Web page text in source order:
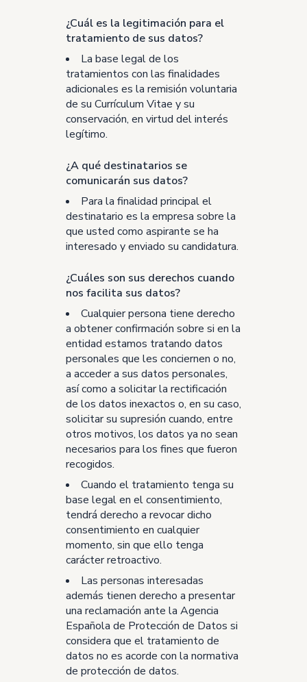
¿Cuál es la legitimación para el
tratamiento de sus datos?
La base legal de los
tratamientos con las finalidades
adicionales es la remisión voluntaria
de su Currículum Vitae y su
conservación, en virtud del interés
legítimo.
¿A qué destinatarios se
comunicarán sus datos?
Para la finalidad principal el
destinatario es la empresa sobre la
que usted como aspirante se ha
interesado y enviado su candidatura.
¿Cuáles son sus derechos cuando
nos facilita sus datos?
Cualquier persona tiene derecho
a obtener confirmación sobre si en la
entidad estamos tratando datos
personales que les conciernen o no,
a acceder a sus datos personales,
así como a solicitar la rectificación
de los datos inexactos o, en su caso,
solicitar su supresión cuando, entre
otros motivos, los datos ya no sean
necesarios para los fines que fueron
recogidos.
Cuando el tratamiento tenga su
base legal en el consentimiento,
tendrá derecho a revocar dicho
consentimiento en cualquier
momento, sin que ello tenga
carácter retroactivo.
Las personas interesadas
además tienen derecho a presentar
una reclamación ante la Agencia
Española de Protección de Datos si
considera que el tratamiento de
datos no es acorde con la normativa
de protección de datos.